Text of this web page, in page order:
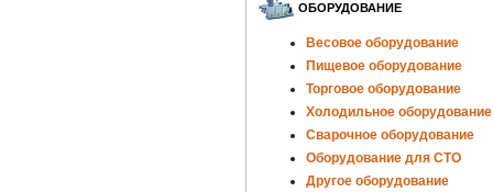
ОБОРУДОВАНИЕ
Весовое оборудование
Пищевое оборудование
Торговое оборудование
Холодильное оборудование
Сварочное оборудование
Оборудование для СТО
Другое оборудование